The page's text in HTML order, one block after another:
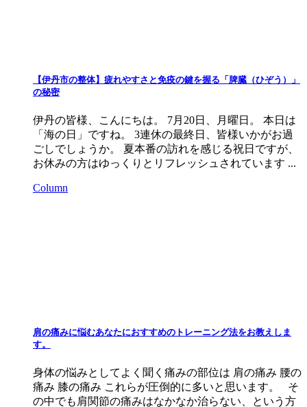
【伊丹市の整体】疲れやすさと免疫の鍵を握る「脾臓（ひぞう）」
の秘密
伊丹の皆様、こんにちは。 7月20日、月曜日。 本日は
「海の日」ですね。 3連休の最終日、皆様いかがお過
ごしでしょうか。 夏本番の訪れを感じる祝日ですが、
お休みの方はゆっくりとリフレッシュされています ...
Column
肩の痛みに悩むあなたにおすすめのトレーニング法をお教えしま
す。
身体の悩みとしてよく聞く痛みの部位は 肩の痛み 腰の
痛み 膝の痛み これらが圧倒的に多いと思います。 そ
の中でも肩関節の痛みはなかなか治らない、という方